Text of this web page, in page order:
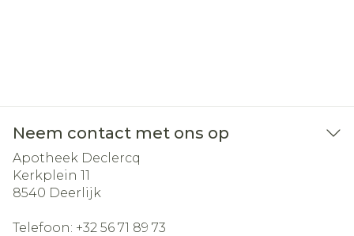
Neem contact met ons op
Apotheek Declercq
Kerkplein 11
8540 Deerlijk
Telefoon: +32 56 71 89 73